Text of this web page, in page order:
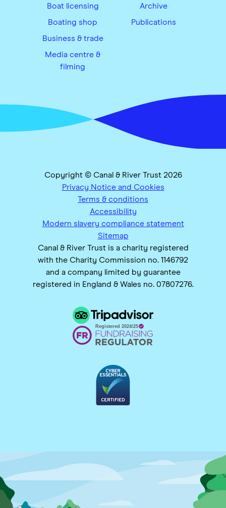
Boat licensing
Boating shop
Business & trade
Media centre &
filming
Archive
Publications
Copyright © Canal & River Trust 2026
Privacy Notice and Cookies
Terms & conditions
Accessibility
Modern slavery compliance statement
Sitemap
Canal & River Trust is a charity registered
with the Charity Commission no. 1146792
and a company limited by guarantee
registered in England & Wales no. 07807276.